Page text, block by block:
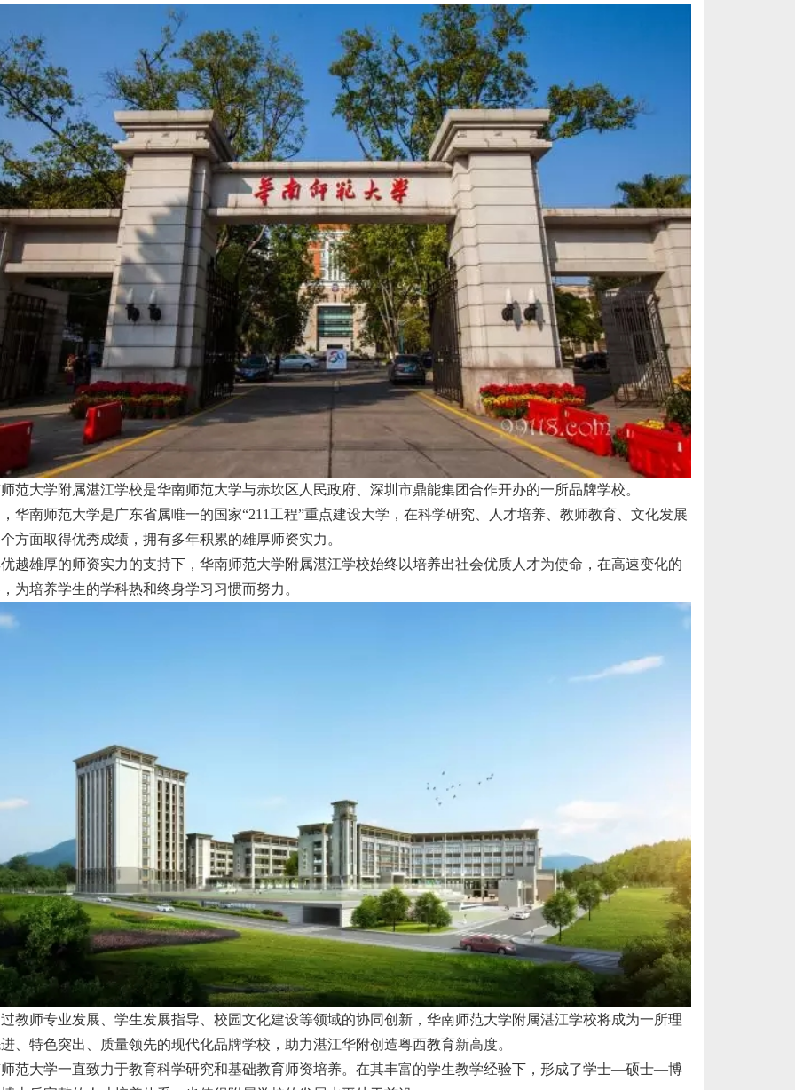
范大学附属湛江学校是华南师范大学与赤坎区人民政府、深圳市鼎能集团合作开办的一所品牌学校。
华南师范大学是广东省属唯一的国家“211工程”重点建设大学，在科学研究、人才培养、教师教育、文化发展
方面取得优秀成绩，拥有多年积累的雄厚师资实力。
越雄厚的师资实力的支持下，华南师范大学附属湛江学校始终以培养出社会优质人才为使命，在高速变化的
为培养学生的学科热和终身学习习惯而努力。
教师专业发展、学生发展指导、校园文化建设等领域的协同创新，华南师范大学附属湛江学校将成为一所理
、特色突出、质量领先的现代化品牌学校，助力湛江华附创造粤西教育新高度。
范大学一直致力于教育科学研究和基础教育师资培养。在其丰富的学生教学经验下，形成了学士—硕士—博